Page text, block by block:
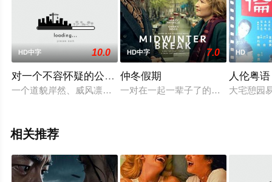
HD中字 10.0
对一个不容怀疑的公民的调查
一个道貌岸然、威风凛凛的警官因为嫉妒和侮辱而杀死了情妇
HD中字 7.0
仲冬假期
一对在一起一辈子了的老夫妻，某天
HD
人伦粤语
大宅憩园
相关推荐